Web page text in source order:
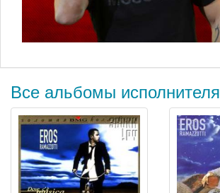
Все альбомы исполнителя